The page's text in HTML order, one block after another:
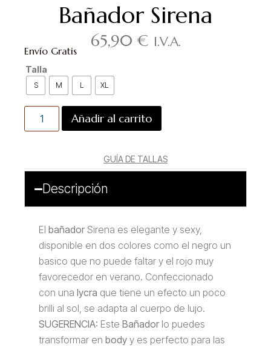
Bañador Sirena
65,90 € I.V.A.
Envío Gratis
Talla
S M L XL
Añadir al carrito
GUÍA DE TALLAS
Descripción
El bañador Sirena es elegante y sexy,
disponible en dos colores como el negro un
basico que no puede faltar y el rojo muy
favorecedor en verano. Confeccionado
con una lycra que tiene un efecto un poco
brilli al sol, se adapta al cuerpo de lujo.
SUGERENCIA: Este Bañador lo puedes
transformar en body y es perfecto para las